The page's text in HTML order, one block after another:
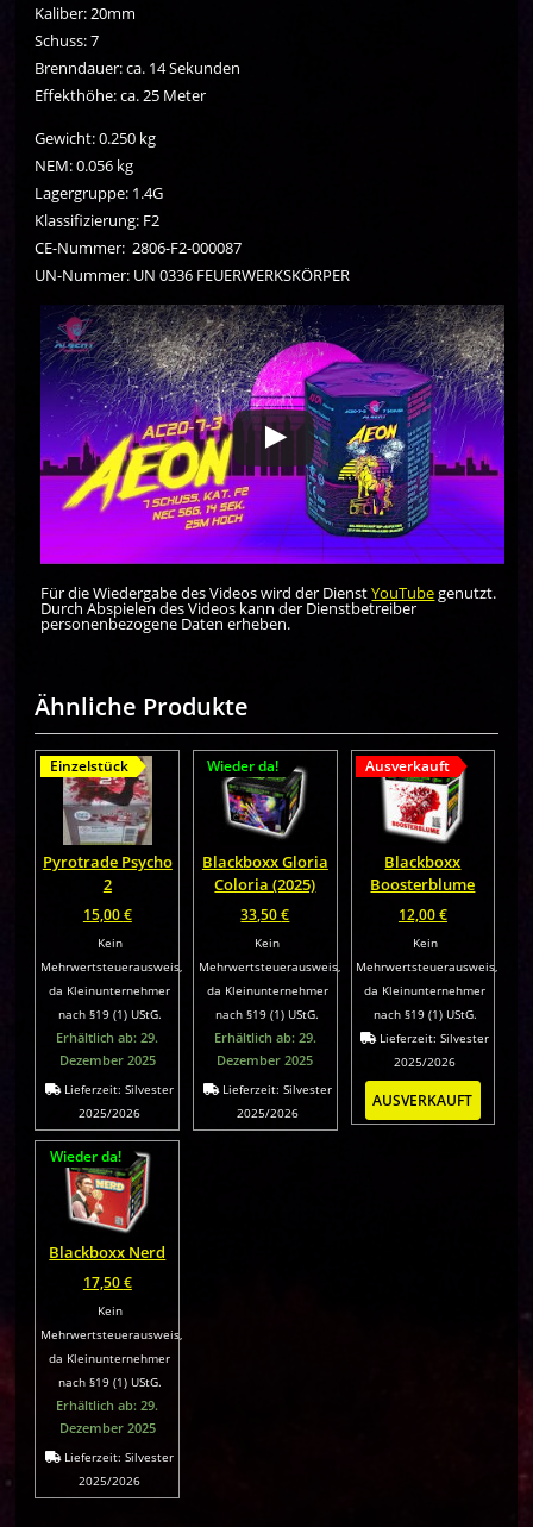
Kaliber: 20mm
Schuss: 7
Brenndauer: ca. 14 Sekunden
Effekthöhe: ca. 25 Meter
Gewicht: 0.250 kg
NEM: 0.056 kg
Lagergruppe: 1.4G
Klassifizierung: F2
CE-Nummer: 2806-F2-000087
UN-Nummer: UN 0336 FEUERWERKSKÖRPER
Für die Wiedergabe des Videos wird der DienstYouTubegenutzt.
Durch Abspielen des Videos kann der Dienstbetreiber
personenbezogene Daten erheben.
Ähnliche Produkte
Einzelstück
Pyrotrade Psycho
2
15,00€
Kein
Mehrwertsteuerausweis,
da Kleinunternehmer
nach §19 (1) UStG.
Erhältlich ab: 29.
Dezember 2025
Lieferzeit:Silvester
2025/2026
Wieder da!
Blackboxx Gloria
Coloria (2025)
33,50€
Kein
Mehrwertsteuerausweis,
da Kleinunternehmer
nach §19 (1) UStG.
Erhältlich ab: 29.
Dezember 2025
Lieferzeit: Silvester
2025/2026
Ausverkauft
Blackboxx
Boosterblume
12,00€
Kein
Mehrwertsteuerausweis,
da Kleinunternehmer
nach §19 (1) UStG.
Lieferzeit:Silvester
2025/2026
AUSVERKAUFT
Wieder da!
Blackboxx Nerd
17,50€
Kein
Mehrwertsteuerausweis,
da Kleinunternehmer
nach §19 (1) UStG.
Erhältlich ab: 29.
Dezember 2025
Lieferzeit:Silvester
2025/2026